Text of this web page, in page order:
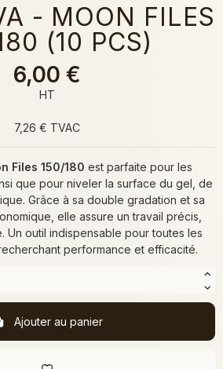
- MOON FILES
(10 PCS)
6,00 €
HT
7,26 € TVAC
Files 150/180 est parfaite pour les
que pour niveler la surface du gel, de
Grâce à sa double gradation et sa
elle assure un travail précis,
Un outil indispensable pour toutes les
performance et efficacité.
Ajouter au panier